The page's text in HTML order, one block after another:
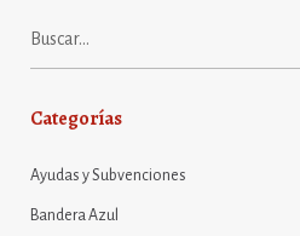
Categorías
Ayudas y Subvenciones
Bandera Azul